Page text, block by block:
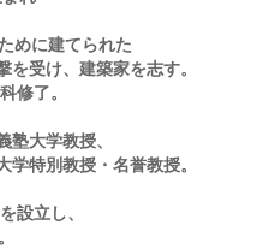
めに建てられた
受け、建築家を志す。
修了。
塾大学教授、
特別教授・名誉教授。
設立し、